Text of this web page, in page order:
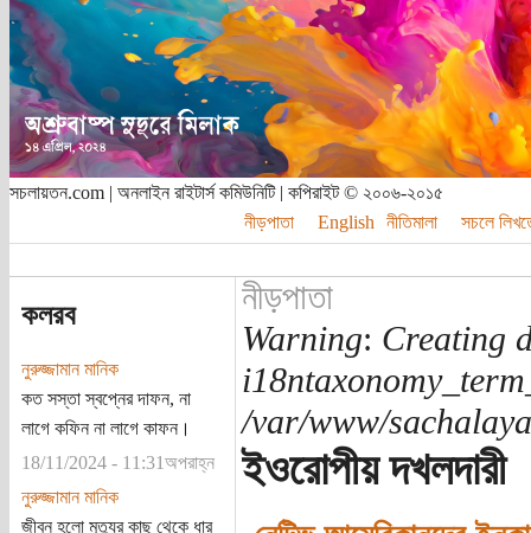
সচলায়তন.com | অনলাইন রাইটার্স কমিউনিটি | কপিরাইট © ২০০৬-২০১৫
নীড়পাতা
English নীতিমালা সচলে
কলরব
নুরুজ্জামান মানিক
কত সস্তা স্বপ্নের দাফন, না
লাগে কফিন না লাগে কাফন।
18/11/2024 - 11:31অপরাহ্ন
নুরুজ্জামান মানিক
জীবন হলো মৃত্যুর কাছ থেকে ধার
নীড়পাতা
Warning: Creating
/var/www/
ইওরোপীয় দখলদারী